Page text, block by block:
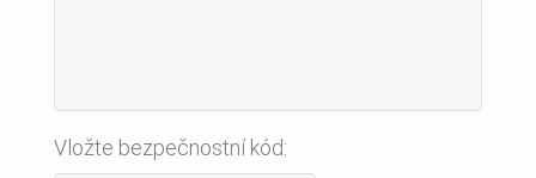
Vložte bezpečnostní kód: